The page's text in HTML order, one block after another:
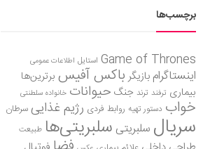
برچسب‌ها
Game of Thrones استایل اطلاعات عمومی
اینستاگرام بازیگر باکس آفیس برترین‌ها
بیماری ترفند ترند جنگ حیوانات خانواده سلطنتی
خواب دستور تهیه روابط فردی رژیم غذاییسرطان
سریال سلبریتی سلبریتی‌ها طبیعت